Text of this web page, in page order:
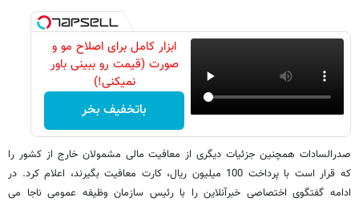
ابزار کامل برای اصلاح مو و
صورت (قیمت رو ببینی باور
نمیکنی!)
باتخفیف بخر
صدرالسادات همچنین جزئیات دیگری از معافیت مالی مشمولان خارج از کشور را
که قرار است با پرداخت 100 میلیون ریال، کارت معافیت بگیرند، اعلام کرد. در
ادامه گفتگوی اختصاصی خبرآنلاین را با رئیس سازمان وظیفه عمومی ناجا می